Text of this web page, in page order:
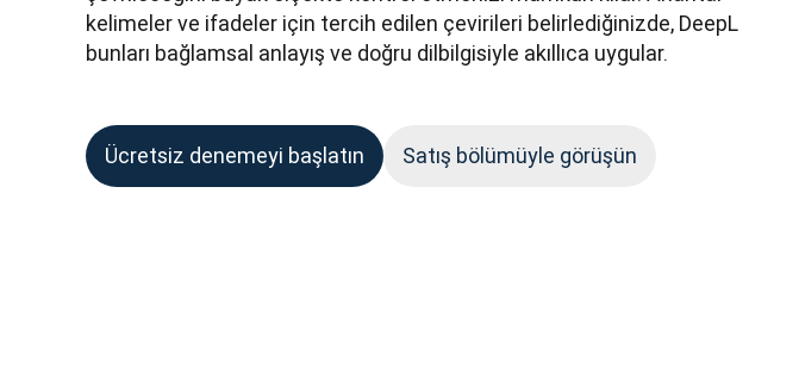
kelimeler ve ifadeler için tercih edilen çevirileri belirlediğinizde, DeepL
bunları bağlamsal anlayış ve doğru dilbilgisiyle akıllıca uygular.
Ücretsiz denemeyi başlatın Satış bölümüyle görüşün